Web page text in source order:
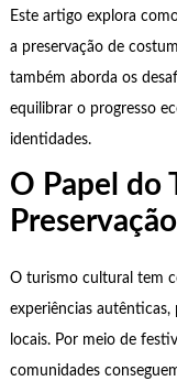
Este artigo explora
a preservação de
também aborda os
equilibrar o progresso
identidades.
O Papel do
O turismo cultural tem
experiências
locais. Por meio de
comunidades